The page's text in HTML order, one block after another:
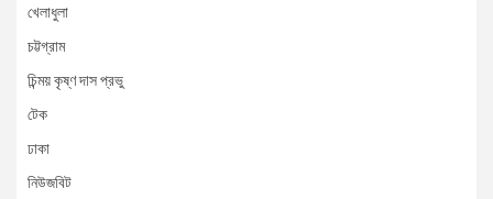
খেলাধুলা
চট্টগ্রাম
চিন্ময় কৃষ্ণ দাস প্রভু
টেক
ঢাকা
নিউজবিট